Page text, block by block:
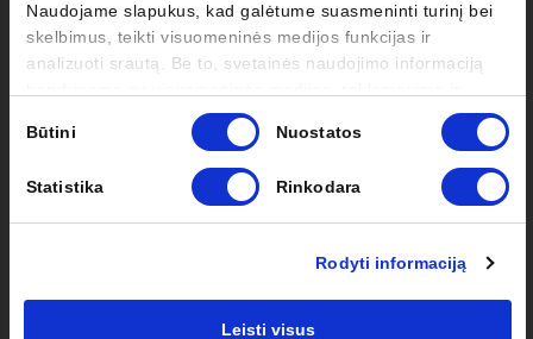
Naudojame slapukus, kad galėtume suasmeninti turinį bei
skelbimus, teikti visuomeninės medijos funkcijas ir
analizuoti srautą. Be to, svetainės naudojimo informaciją
analizės partneriais, kurie gali ją pridėti prie kitos jūsų
pateiktos arba naudojant paslaugas surinktos informacijos.
Būtini Nuostatos
Statistika Rinkodara
Rodyti informaciją
Leisti visus
Savininkui
Apie mus
Youtube